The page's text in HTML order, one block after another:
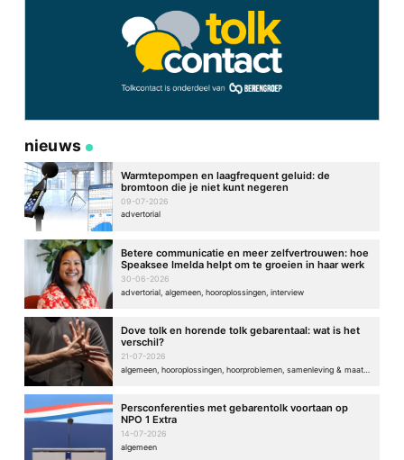
nieuws
Warmtepompen en laagfrequent geluid: de
bromtoon die je niet kunt negeren
09-07-2026
advertorial
Betere communicatie en meer zelfvertrouwen: hoe
Speaksee Imelda helpt om te groeien in haar werk
30-06-2026
advertorial, algemeen, hooroplossingen, interview
Dove tolk en horende tolk gebarentaal: wat is het
verschil?
21-07-2026
Persconferenties met gebarentolk voortaan op
NPO 1 Extra
14-07-2026
algemeen